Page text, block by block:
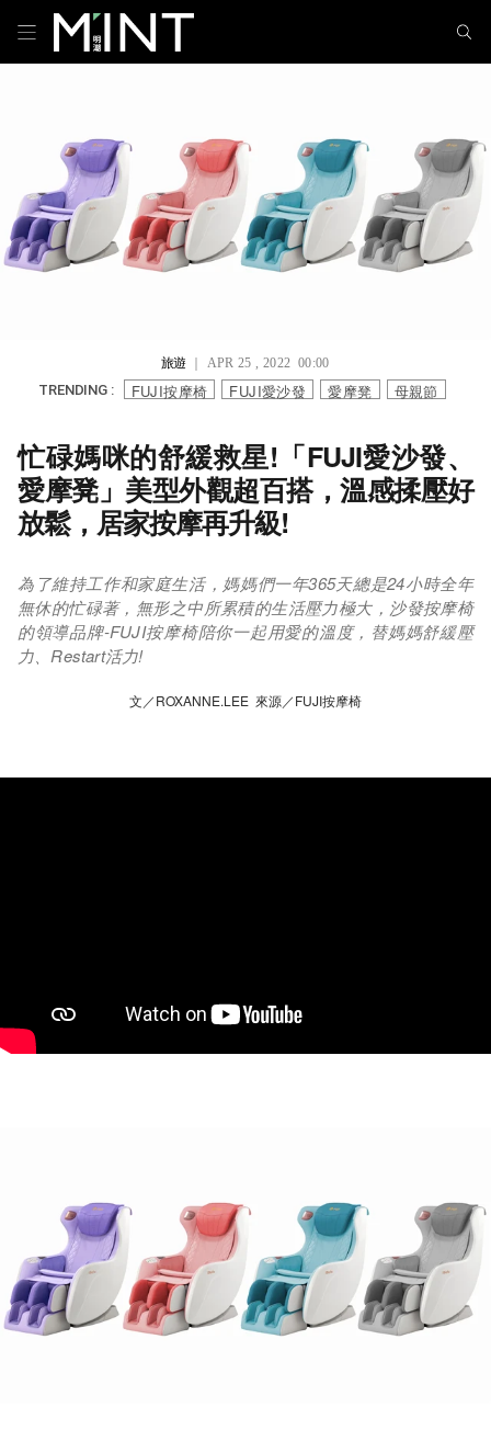
旅遊｜ APR 25 , 2022 00:00
TRENDING : FUJI按摩椅 FUJI愛沙發 愛摩凳 母親節
忙碌媽咪的舒緩救星!「FUJI愛沙發、
愛摩凳」美型外觀超百搭，溫感揉壓好
放鬆，居家按摩再升級!
為了維持工作和家庭生活，媽媽們一年365天總是24小時全年
無休的忙碌著，無形之中所累積的生活壓力極大，沙發按摩椅
的領導品牌-FUJI按摩椅陪你一起用愛的溫度，替媽媽舒緩壓
力、Restart活力!
文／ROXANNE.LEE 來源／FUJI按摩椅